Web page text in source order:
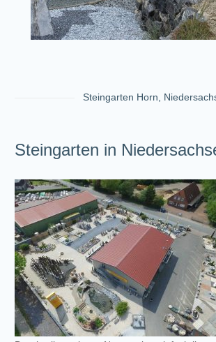
Steingarten Horn,
Steingarten in